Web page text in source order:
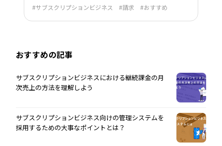
サブスクリプションビジネス 請求 おすすめ
おすすめの記事
サブスクリプションビジネスにおける継続課金の月
次売上の方法を理解しよう
サブスクリプションビジネス向けの管理システムを
採用するための大事なポイントとは？